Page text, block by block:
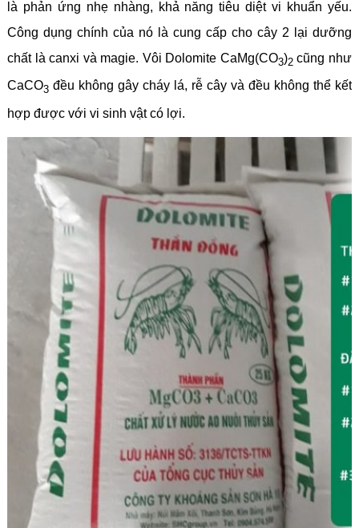
là phản ứng nhẹ nhàng, khả năng tiêu diệt vi khuẩn yếu.
Công dụng chính của nó là cung cấp cho cây 2 lại dưỡng
chất là canxi và magie. Vôi Dolomite CaMg(CO3)2cũng như
CaCO3đều không gây cháy lá, rễ cây và đều không thể kết
hợp được với vi sinh vật có lợi.